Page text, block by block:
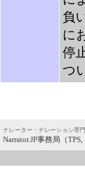
負
に
停
つ
ナレーター・ナレーション専
Narrator.JP事務局（TPS,